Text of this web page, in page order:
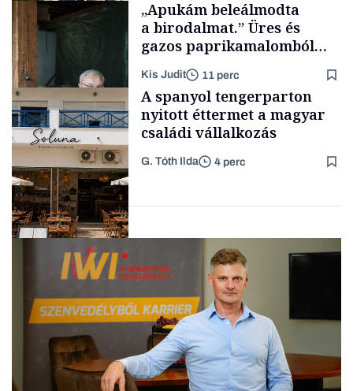
TÁMOGATÓI
Családi
vállalkozások
„Apukám beleálmodta
a birodalmat.” Üres és
gazos paprikamalomból
lett az igazi családi
fűszersztori
Kis Judit 11 perc
A spanyol tengerparton
nyitott éttermet a magyar
családi vállalkozás
G. Tóth Ilda 4 perc